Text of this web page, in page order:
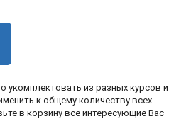
укомплектовать из разных курсов и
к общему количеству всех
в корзину все интересующие Вас